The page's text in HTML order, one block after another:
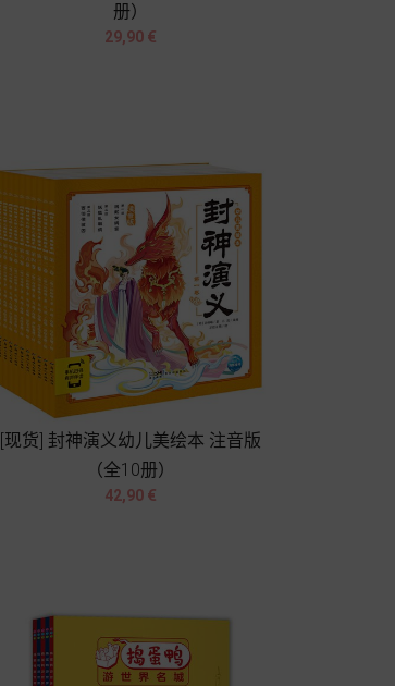
册）
Prix
29,90 €

[现货] 封神演义幼儿美绘本 注音版
（全10册）
Prix
42,90 €
 